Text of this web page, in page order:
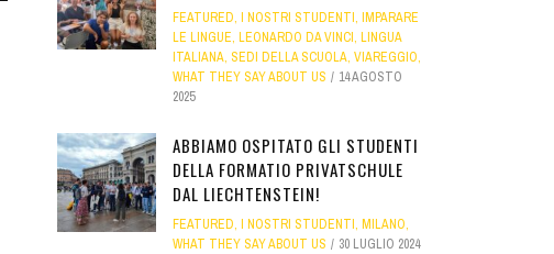
FEATURED, I NOSTRI STUDENTI, IMPARARE
LE LINGUE, LEONARDO DA VINCI, LINGUA
ITALIANA, SEDI DELLA SCUOLA, VIAREGGIO,
WHAT THEY SAY ABOUT US
14 AGOSTO
2025
ABBIAMO OSPITATO GLI STUDENTI
DELLA FORMATIO PRIVATSCHULE
DAL LIECHTENSTEIN!
FEATURED, I NOSTRI STUDENTI, MILANO,
WHAT THEY SAY ABOUT US
30 LUGLIO 2024